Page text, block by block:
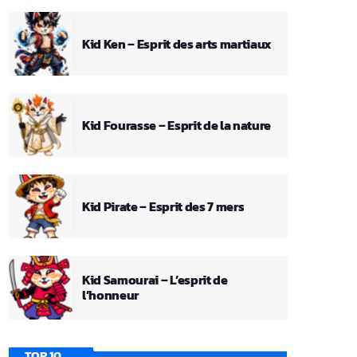
Kid Ken – Esprit des arts martiaux
Kid Fourasse – Esprit de la nature
Kid Pirate – Esprit des 7 mers
Kid Samourai – L’esprit de
l’honneur